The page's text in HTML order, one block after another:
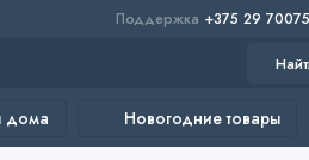
Поддержка +375 29
дома Новогодние товары